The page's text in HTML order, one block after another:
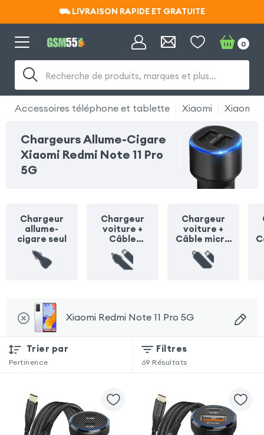
⛟ LIVRAISON RAPIDE ET GRATUITE
⛟ LIVRAISON RAPIDE ET GRATUITE
Recherche de produits, marques et plus…
0
Accessoires téléphone et tablette Xiaomi Xiaomi
Chargeurs Allume-Cigare
Xiaomi Redmi Note 11 Pro
5G
Chargeur
allume-
cigare seul
Chargeur
voiture +
Câble
Lightning
Chargeur
voiture +
Câble micro
USB
Xiaomi Redmi Note 11 Pro 5G
Trier par
Pertinence
Filtres
69 Résultats